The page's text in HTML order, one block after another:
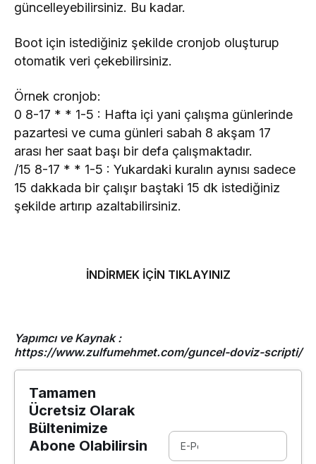
güncelleyebilirsiniz. Bu kadar.
Boot için istediğiniz şekilde cronjob oluşturup
otomatik veri çekebilirsiniz.
Örnek cronjob:
0 8-17 * * 1-5 : Hafta içi yani çalışma günlerinde
pazartesi ve cuma günleri sabah 8 akşam 17
arası her saat başı bir defa çalışmaktadır.
/15 8-17 * * 1-5 : Yukardaki kuralın aynısı sadece
15 dakkada bir çalışır baştaki 15 dk istediğiniz
şekilde artırıp azaltabilirsiniz.
İNDİRMEK İÇİN TIKLAYINIZ
Yapımcı ve Kaynak :
https://www.zulfumehmet.com/guncel-doviz-scripti/
Tamamen
Ücretsiz Olarak
Bültenimize
Abone Olabilirsin